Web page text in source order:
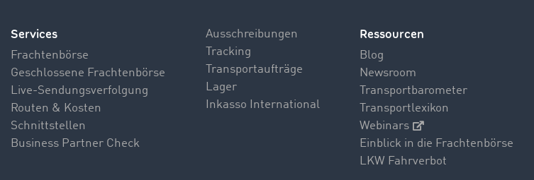
Services
Frachtenbörse
Geschlossene Frachtenbörse
Live-Sendungsverfolgung
Routen & Kosten
Schnittstellen
Business Partner Check
Ausschreibungen
Tracking
Transportaufträge
Lager
Inkasso International
Ressourcen
Blog
Newsroom
Transportbarometer
Transportlexikon
Webinars
Einblick in die Frachtenbörse
LKW Fahrverbot